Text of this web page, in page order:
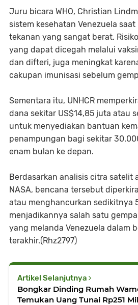
Juru bicara WHO, Christian
sistem kesehatan Venezuela
tekanan yang sangat berat.
yang dapat dicegah melalui
dan difteri, juga meningkat
cakupan imunisasi sebelum
Sementara itu, UNHCR
dana sekitar US$14,85 juta atau
untuk menyediakan bantuan
penampungan bagi sekitar
enam bulan ke depan.
Berdasarkan analisis citra satelit
NASA, bencana tersebut
atau menghancurkan sedikitnya
menjadikannya salah satu
yang melanda Venezuela dalam
terakhir.(Rhz2797)
Artikel Selanjutnya
Bongkar Dinding Rumah
Temukan Uang Tunai Rp251